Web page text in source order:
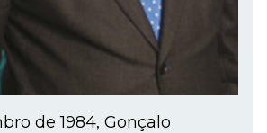
de 1984, Gonçalo